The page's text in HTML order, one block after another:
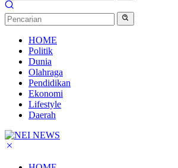
HOME
Politik
Dunia
Olahraga
Pendidikan
Ekonomi
Lifestyle
Daerah